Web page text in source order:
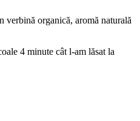
verbină organică, aromă naturală
4 minute cât l-am lăsat la